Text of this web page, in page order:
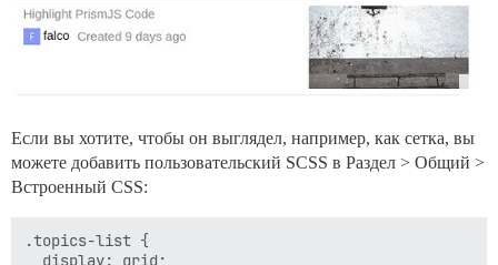
Если вы хотите, чтобы он выглядел, например, как сетка, вы
можете добавить пользовательский SCSS в Раздел > Общий >
Встроенный CSS:
.topics-list {
  display: grid;